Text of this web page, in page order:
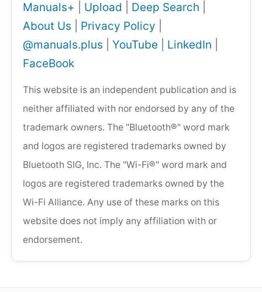
Manuals+ Upload Deep Search
About Us
Privacy Policy
@manuals.plus
YouTube LinkedIn
FaceBook
This website is an independent publication and is
neither affiliated with nor endorsed by any of the
trademark owners. The "Bluetooth®" word mark
and logos are registered trademarks owned by
Bluetooth SIG, Inc. The "Wi-Fi®" word mark and
logos are registered trademarks owned by the
Wi-Fi Alliance. Any use of these marks on this
website does not imply any affiliation with or
endorsement.